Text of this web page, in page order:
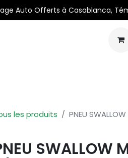
Auto Offerts à Casablanca,
les produits PNEU
SWALLOW